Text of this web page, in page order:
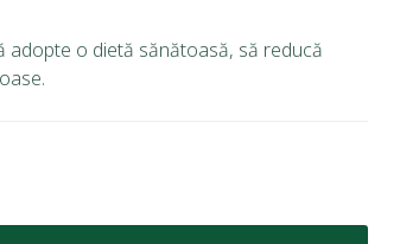
adopte o dietă sănătoasă, să reducă